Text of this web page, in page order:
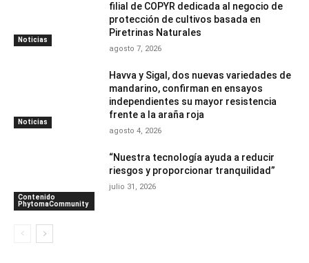
Noticias
filial de COPYR dedicada al negocio de
protección de cultivos basada en
Piretrinas Naturales
agosto 7, 2026
Noticias
Havva y Sigal, dos nuevas variedades de
mandarino, confirman en ensayos
independientes su mayor resistencia
frente a la araña roja
agosto 4, 2026
Contenido
PhytomaCommunity
“Nuestra tecnología ayuda a reducir
riesgos y proporcionar tranquilidad”
julio 31, 2026